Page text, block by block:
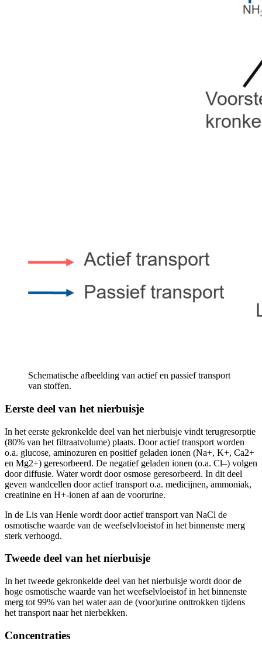
Schematische afbeelding van actief en passief transport
van stoffen.
Eerste deel van het nierbuisje
In het eerste gekronkelde deel van het nierbuisje vindt terugresorptie
(80% van het filtraatvolume) plaats. Door actief transport worden
o.a. glucose, aminozuren en positief geladen ionen (Na+, K+, Ca2+
en Mg2+) geresorbeerd. De negatief geladen ionen (o.a. Cl–) volgen
door diffusie. Water wordt door osmose geresorbeerd. In dit deel
geven wandcellen door actief transport o.a. medicijnen, ammoniak,
creatinine en H+-ionen af aan de voorurine.
In de Lis van Henle wordt door actief transport van NaCl de
osmotische waarde van de weefselvloeistof in het binnenste merg
sterk verhoogd.
Tweede deel van het nierbuisje
In het tweede gekronkelde deel van het nierbuisje wordt door de
hoge osmotische waarde van het weefselvloeistof in het binnenste
merg tot 99% van het water aan de (voor)urine onttrokken tijdens
het transport naar het nierbekken.
Concentraties